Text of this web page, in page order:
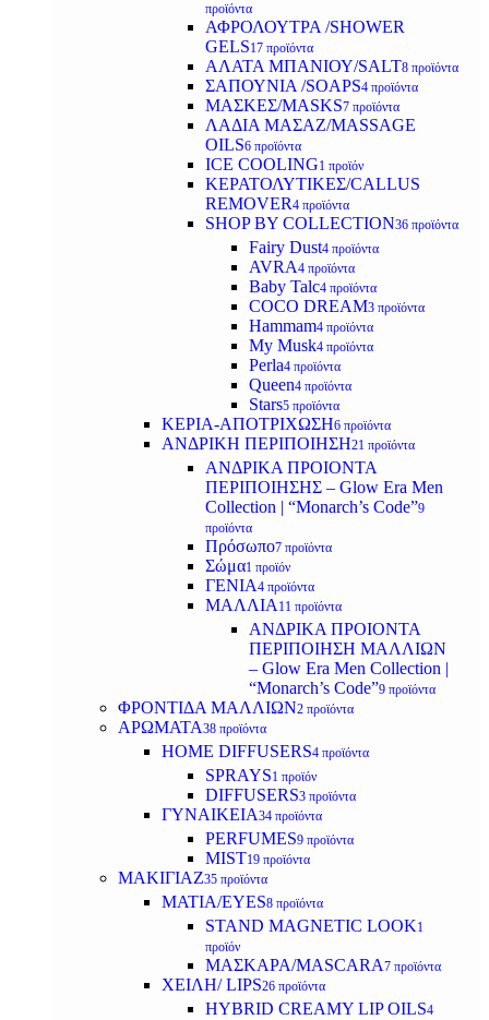
προϊόντα
ΑΦΡΟΛΟΥΤΡΑ /SHOWER
GELS17 προϊόντα
ΑΛΑΤΑ ΜΠΑΝΙΟΥ/SALT8 προϊόντα
ΣΑΠΟΥΝΙΑ /SOAPS4 προϊόντα
ΜΑΣΚΕΣ/MASKS7 προϊόντα
ΛΑΔΙΑ ΜΑΣΑΖ/MASSAGE
OILS6 προϊόντα
ICE COOLING1 προϊόν
ΚΕΡΑΤΟΛΥΤΙΚΕΣ/CALLUS
REMOVER4 προϊόντα
SHOP BY COLLECTION36 προϊόντα
Fairy Dust4 προϊόντα
AVRA4 προϊόντα
Baby Talc4 προϊόντα
COCO DREAM3 προϊόντα
Hammam4 προϊόντα
My Musk4 προϊόντα
Perla4 προϊόντα
Queen4 προϊόντα
Stars5 προϊόντα
ΚΕΡΙΑ-ΑΠΟΤΡΙΧΩΣΗ6 προϊόντα
ΑΝΔΡΙΚΗ ΠΕΡΙΠΟΙΗΣΗ21 προϊόντα
ΑΝΔΡΙΚΑ ΠΡΟΙΟΝΤΑ
ΠΕΡΙΠΟΙΗΣΗΣ – Glow Era Men
Collection | “Monarch’s Code”9
προϊόντα
Πρόσωπο7 προϊόντα
Σώμα1 προϊόν
ΓΕΝΙΑ4 προϊόντα
ΜΑΛΛΙΑ 11 προϊόντα
ΑΝΔΡΙΚΑ ΠΡΟΙΟΝΤΑ
ΠΕΡΙΠΟΙΗΣΗ ΜΑΛΛΙΩΝ
– Glow Era Men Collection |
“Monarch’s Code”9 προϊόντα
ΦΡΟΝΤΙΔΑ ΜΑΛΛΙΩΝ2 προϊόντα
ΑΡΩΜΑΤΑ38 προϊόντα
HOME DIFFUSERS4 προϊόντα
SPRAYS1 προϊόν
DIFFUSERS3 προϊόντα
ΓΥΝΑΙΚΕΙΑ34 προϊόντα
PERFUMES9 προϊόντα
MIST19 προϊόντα
ΜΑΚΙΓΙΑΖ35 προϊόντα
ΜΑΤΙΑ/EYES8 προϊόντα
STAND MAGNETIC LOOK1
προϊόν
ΜΑΣΚΑΡΑ/MASCARA7 προϊόντα
ΧΕΙΛΗ/ LIPS26 προϊόντα
HYBRID CREAMY LIP OILS4